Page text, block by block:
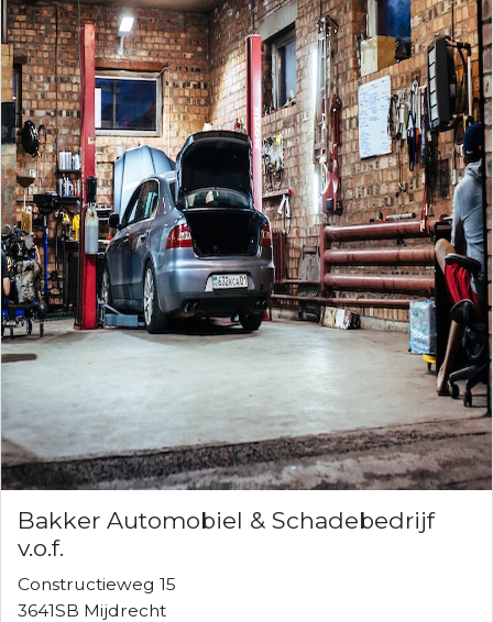
Bakker Automobiel & Schadebedrijf
v.o.f.
Constructieweg 15
3641SB Mijdrecht